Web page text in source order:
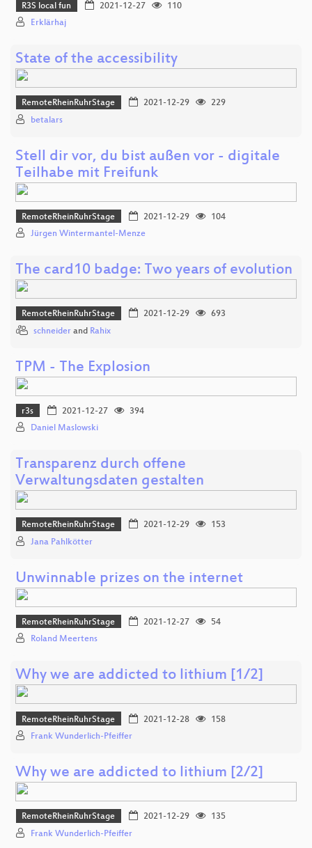
R3S local fun 2021-12-27
110
Erklärhaj
State of the accessibility
RemoteRheinRuhrStage 2021-12-29
229
betalars
Stell dir vor, du bist außen vor - digitale
Teilhabe mit Freifunk
RemoteRheinRuhrStage 2021-12-29
104
Jürgen Wintermantel-Menze
The card10 badge: Two years of evolution
RemoteRheinRuhrStage 2021-12-29
693
schneider and Rahix
TPM - The Explosion
r3s 2021-12-27
394
Daniel Maslowski
Transparenz durch offene
Verwaltungsdaten gestalten
RemoteRheinRuhrStage 2021-12-29
153
Jana Pahlkötter
Unwinnable prizes on the internet
RemoteRheinRuhrStage 2021-12-27
54
Roland Meertens
Why we are addicted to lithium [1/2]
RemoteRheinRuhrStage 2021-12-28
158
Frank Wunderlich-Pfeiffer
Why we are addicted to lithium [2/2]
RemoteRheinRuhrStage 2021-12-29
135
Frank Wunderlich-Pfeiffer